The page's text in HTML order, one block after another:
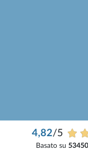
4,82/5
Basato su53450